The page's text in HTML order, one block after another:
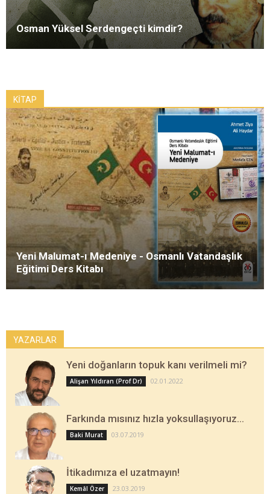
Osman Yüksel Serdengeçti kimdir?
KİTAP
Yeni Malumat-ı Medeniye - Osmanlı Vatandaşlık
Eğitimi Ders Kitabı
YAZARLAR
Yeni doğanların topuk kanı verilmeli mi?
Alişan Yıldıran (Prof Dr) 02.01.2022
Farkında mısınız hızla yoksullaşıyoruz…
Baki Murat 03.07.2019
İtikadımıza el uzatmayın!
Kemâl Özer 23.03.2019